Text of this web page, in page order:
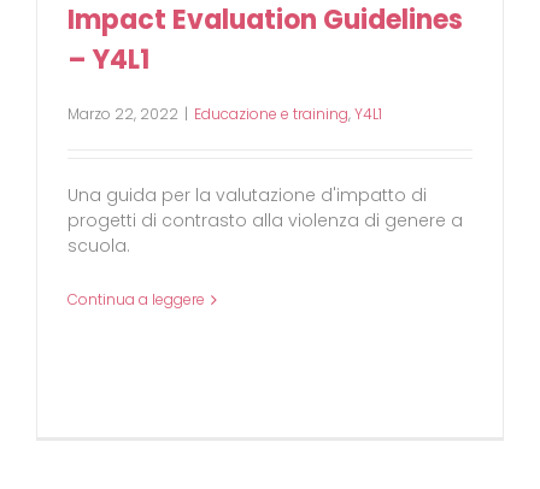
Impact Evaluation Guidelines
– Y4L1
Marzo 22, 2022 | Educazione e training,Y4L1
Una guida per la valutazione d'impatto di
progetti di contrasto alla violenza di genere a
scuola.
Continua a leggere